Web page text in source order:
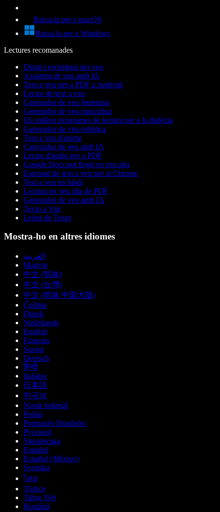
Baixa-la per a macOS
Baixa-la per a Windows
Lectures recomanades
Dictat i escriptura per veu
Assistent de veu amb IA
Text a veu per a PDF a Android
Lector de text a veu
Generador de veu femenina
Generador de veu masculina
Els millors programes de lectura per a la dislèxia
Generador de veu robòtica
Text a veu d'anime
Canviador de veu amb IA
Lector d'àudio per a PDF
Google Docs pot llegir en veu alta
Extensió de text a veu per al Chrome
Text a veu en hindi
Lectura en veu alta de PDF
Generador de veu amb IA
Texto a Voz
Leitor de Texto
Mostra-ho en altres idiomes
العربية
Magyar
中文 (简体)
中文 (台灣)
中文 (简体 中国大陆)
Čeština
Dansk
Nederlands
English
Français
Suomi
Deutsch
हिन्दी
Italiano
日本語
한국어
Norsk bokmål
Polski
Português Brasileiro
Русский
Українська
Español
Español (México)
Svenska
ไทย
Türkçe
Tiếng Việt
Română